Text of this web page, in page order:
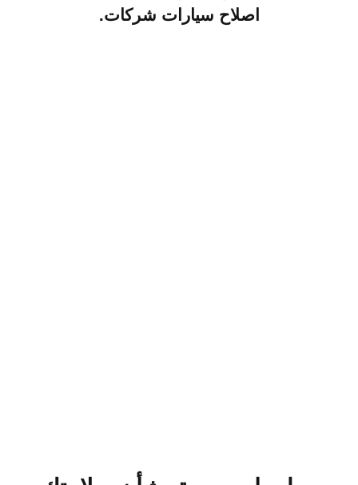
اصلاح سيارات شركات.